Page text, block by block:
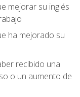
mejorar su inglés
ha mejorado su
recibido una
o un aumento de